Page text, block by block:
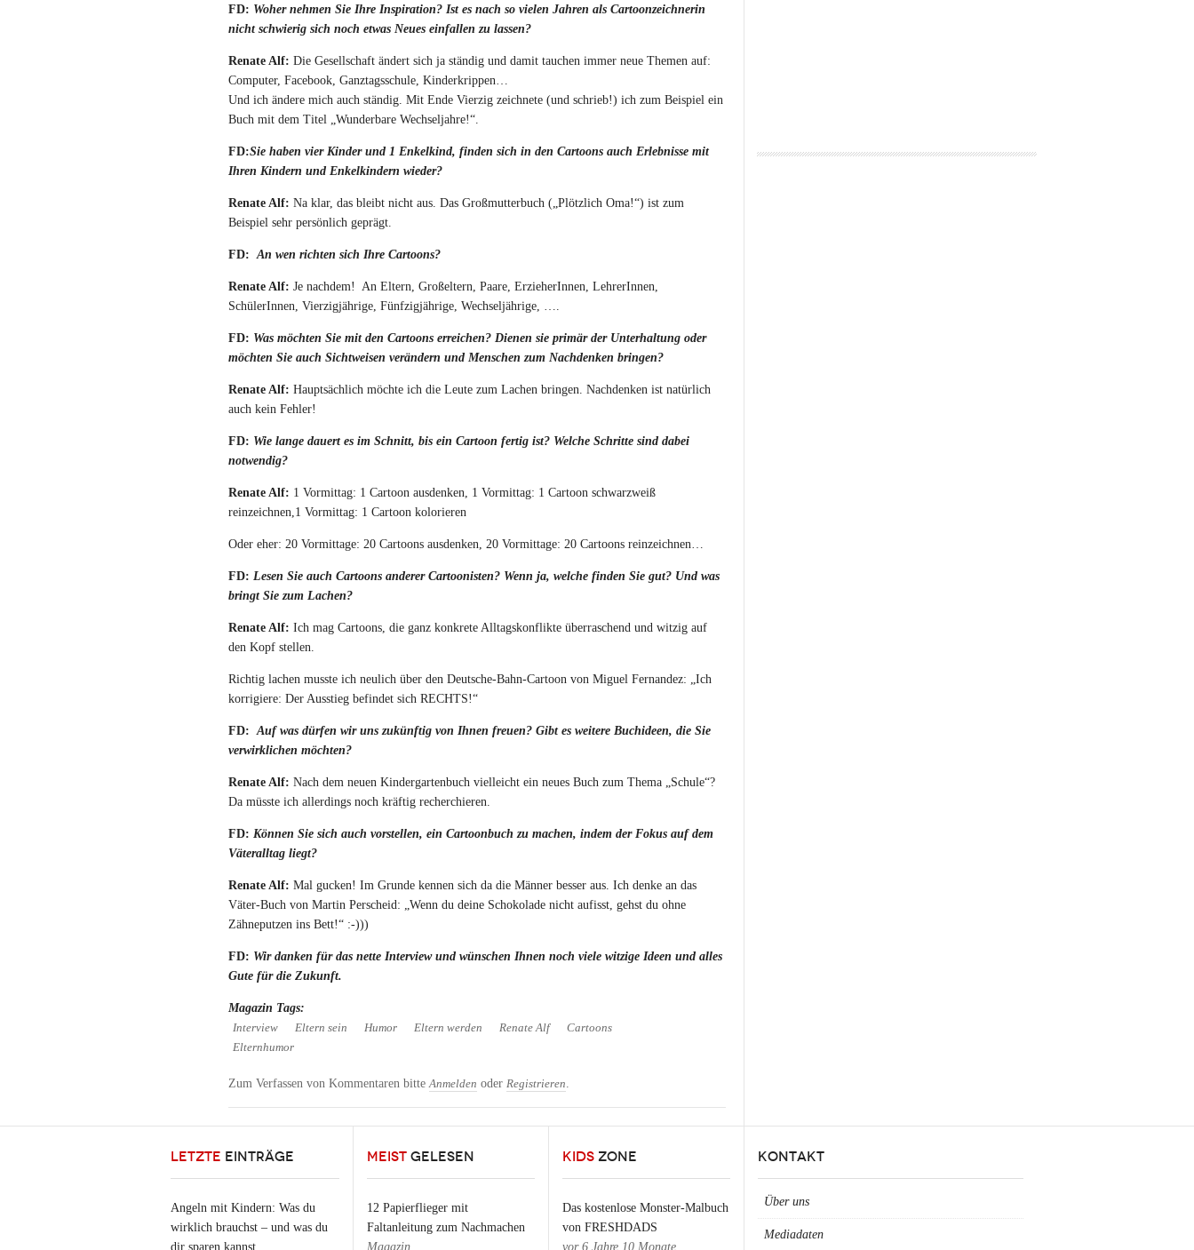
FD: Woher nehmen Sie Ihre Inspiration? Ist es nach so vielen Jahren als Cartoonzeichnerin
nicht schwierig sich noch etwas Neues einfallen zu lassen?
Renate Alf: Die Gesellschaft ändert sich ja ständig und damit tauchen immer neue Themen auf:
Computer, Facebook, Ganztagsschule, Kinderkrippen…
Und ich ändere mich auch ständig. Mit Ende Vierzig zeichnete (und schrieb!) ich zum Beispiel ein
Buch mit dem Titel „Wunderbare Wechseljahre!“.
FD:Sie haben vier Kinder und 1 Enkelkind, finden sich in den Cartoons auch Erlebnisse mit
Ihren Kindern und Enkelkindern wieder?
Renate Alf: Na klar, das bleibt nicht aus. Das Großmutterbuch („Plötzlich Oma!“) ist zum
Beispiel sehr persönlich geprägt.
FD: An wen richten sich Ihre Cartoons?
Renate Alf: Je nachdem! An Eltern, Großeltern, Paare, ErzieherInnen, LehrerInnen,
SchülerInnen, Vierzigjährige, Fünfzigjährige, Wechseljährige, ….
FD: Was möchten Sie mit den Cartoons erreichen? Dienen sie primär der Unterhaltung oder
möchten Sie auch Sichtweisen verändern und Menschen zum Nachdenken bringen?
Renate Alf: Hauptsächlich möchte ich die Leute zum Lachen bringen. Nachdenken ist natürlich
auch kein Fehler!
FD: Wie lange dauert es im Schnitt, bis ein Cartoon fertig ist? Welche Schritte sind dabei
notwendig?
Renate Alf: 1 Vormittag: 1 Cartoon ausdenken, 1 Vormittag: 1 Cartoon schwarzweiß
reinzeichnen,1 Vormittag: 1 Cartoon kolorieren
Oder eher: 20 Vormittage: 20 Cartoons ausdenken, 20 Vormittage: 20 Cartoons reinzeichnen…
FD: Lesen Sie auch Cartoons anderer Cartoonisten? Wenn ja, welche finden Sie gut? Und was
bringt Sie zum Lachen?
Renate Alf: Ich mag Cartoons, die ganz konkrete Alltagskonflikte überraschend und witzig auf
den Kopf stellen.
Richtig lachen musste ich neulich über den Deutsche-Bahn-Cartoon von Miguel Fernandez: „Ich
korrigiere: Der Ausstieg befindet sich RECHTS!“
FD: Auf was dürfen wir uns zukünftig von Ihnen freuen? Gibt es weitere Buchideen, die Sie
verwirklichen möchten?
Renate Alf: Nach dem neuen Kindergartenbuch vielleicht ein neues Buch zum Thema „Schule“?
Da müsste ich allerdings noch kräftig recherchieren.
FD: Können Sie sich auch vorstellen, ein Cartoonbuch zu machen, indem der Fokus auf dem
Väteralltag liegt?
Renate Alf: Mal gucken! Im Grunde kennen sich da die Männer besser aus. Ich denke an das
Väter-Buch von Martin Perscheid: „Wenn du deine Schokolade nicht aufisst, gehst du ohne
Zähneputzen ins Bett!“ :-)))
FD: Wir danken für das nette Interview und wünschen Ihnen noch viele witzige Ideen und alles
Gute für die Zukunft.
Magazin Tags:
Interview Eltern sein Humor Eltern werden Renate Alf
Cartoons
Elternhumor
Zum Verfassen von Kommentaren bitteAnmelden oder Registrieren.
LETZTE EINTRÄGE
Angeln mit Kindern: Was du
wirklich brauchst – und was du
dir sparen kannst
MEIST GELESEN
12 Papierflieger mit
Faltanleitung zum Nachmachen
Magazin
KIDS ZONE
Das kostenlose Monster-Malbuch
von FRESHDADS
vor 6 Jahre 10 Monate
KONTAKT
Über uns
Mediadaten